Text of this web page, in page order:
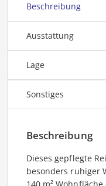
Beschreibung
Ausstattung
Lage
Sonstiges
Beschreibung
Dieses gepflegte
besonders ruhiger